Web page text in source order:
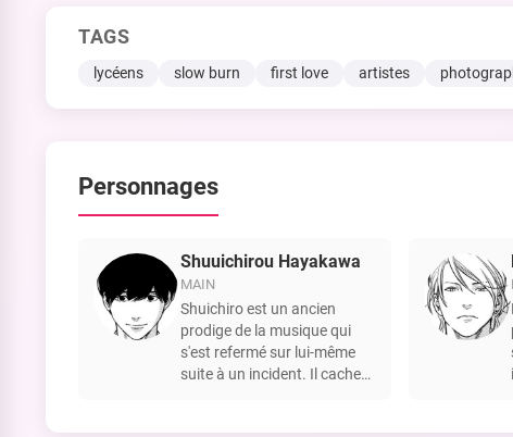
TAGS
lycéens slow burn first love artistes
Personnages
Shuuichirou Hayakawa
MAIN
Shuichiro est un ancien
prodige de la musique qui
s'est refermé sur lui-même
suite à un incident. Il cache